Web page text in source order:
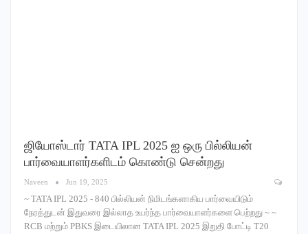
ஜியோஸ்டார் TATA IPL 2025 ஐ ஒரு பில்லியன்
பார்வையாளர்களிடம் கொண்டு சென்றது
Naveen Jun 19, 2025
~ TATA IPL 2025 - 840 பில்லியன் நிமிடங்களாகிய பார்வையிடும்
நேரத்துடன் இதுவரை இல்லாத உயர்ந்த பார்வையாளர்களை பெற்றது ~ ~
RCB மற்றும் PBKS இடையிலான TATA IPL 2025 இறுதி போட்டி T20